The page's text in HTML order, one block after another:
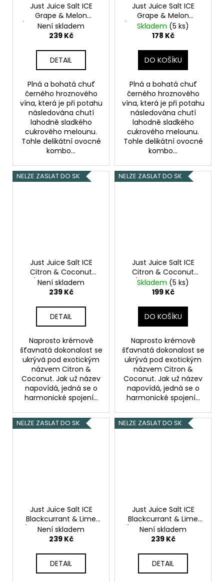
Just Juice Salt ICE
Grape & Melon
(Ledové hroznové víno
& cukrový meloun)
Není skladem
239 Kč
DETAIL
Plná a bohatá chuť
černého hroznového
vína, která je při potahu
následována chutí
lahodně sladkého
cukrového melounu.
Tohle delikátní ovocné
kombo...
Just Juice Salt ICE
Grape & Melon
(Ledové hroznové víno
& cukrový meloun)
Skladem (5 ks)
178 Kč
DO KOŠÍKU
Plná a bohatá chuť
černého hroznového
vína, která je při potahu
následována chutí
lahodně sladkého
cukrového melounu.
Tohle delikátní ovocné
kombo...
NELZE ZASLAT DO SK
Just Juice Salt ICE
Citron & Coconut
(Ledový citron &
kokos) 10ml 20mg
Není skladem
239 Kč
DETAIL
Naprosto krémově
šťavnatá dokonalost se
ukrývá pod exotickým
názvem Citron &
Coconut. Jak už název
napovídá, jedná se o
harmonické spojení...
NELZE ZASLAT DO SK
Just Juice Salt ICE
Citron & Coconut
(Ledový citron &
kokos) 10ml 11mg
Skladem (5 ks)
199 Kč
DO KOŠÍKU
Naprosto krémově
šťavnatá dokonalost se
ukrývá pod exotickým
názvem Citron &
Coconut. Jak už název
napovídá, jedná se o
harmonické spojení...
NELZE ZASLAT DO SK
Just Juice Salt ICE
Blackcurrant & Lime
(Ledový černý rybíz &
limetka) 10ml 20mg
Není skladem
239 Kč
DETAIL
NELZE ZASLAT DO SK
Just Juice Salt ICE
Blackcurrant & Lime
(Ledový černý rybíz &
limetka) 10ml 11mg
Není skladem
239 Kč
DETAIL